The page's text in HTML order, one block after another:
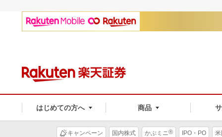
はじめての方へ 商品
キャンペーン 国内株式 かぶミニ® IPO・PO